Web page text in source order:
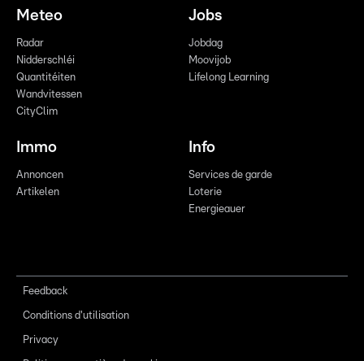
Meteo
Radar
Nidderschléi
Quantitéiten
Wandvitessen
CityClim
Jobs
Jobdag
Moovijob
Lifelong Learning
Immo
Annoncen
Artikelen
Info
Services de garde
Loterie
Energieauer
Feedback
Conditions d'utilisation
Privacy